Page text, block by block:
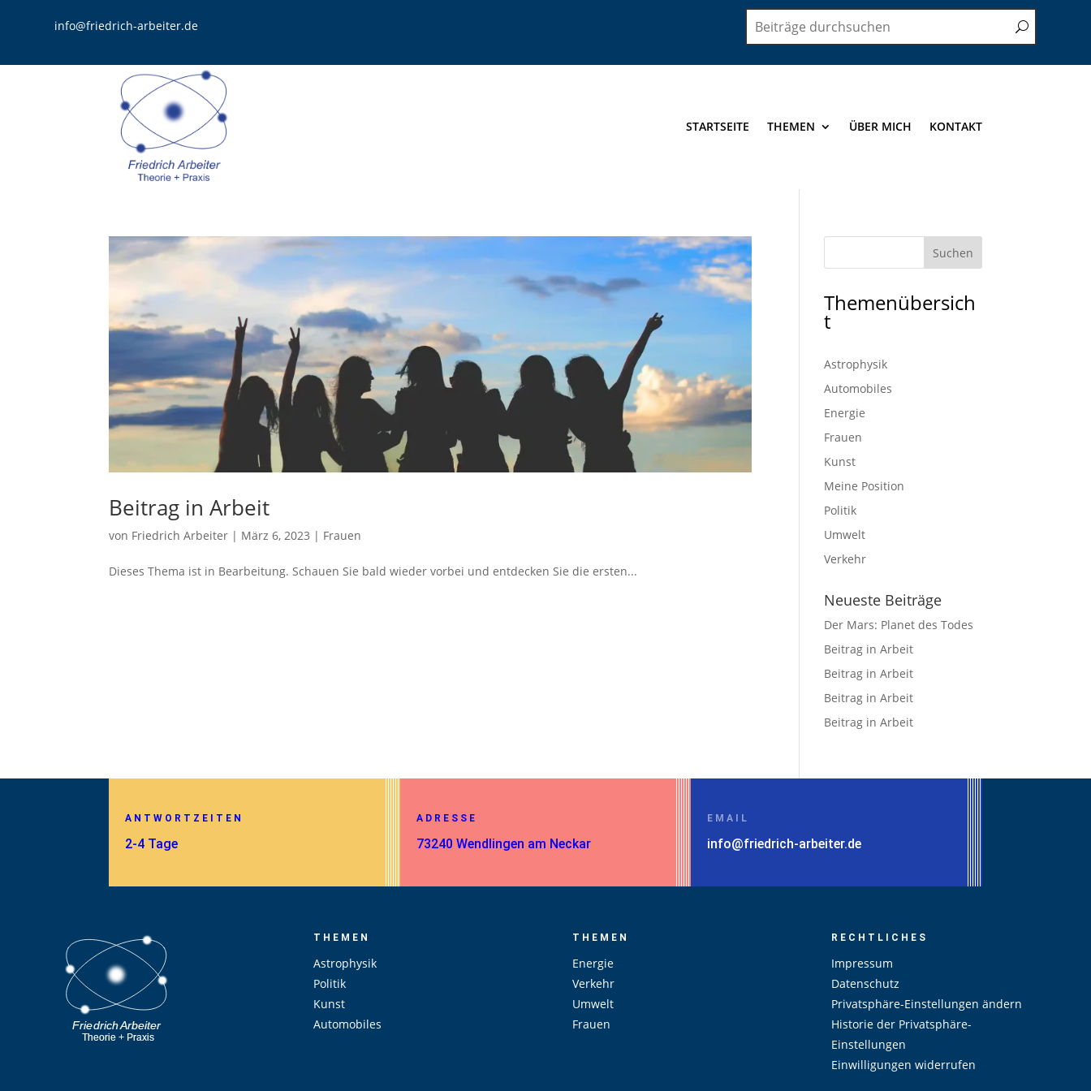
info@friedrich-arbeiter.de
STARTSEITE THEMEN ÜBER MICH KONTAKT
Beitrag in Arbeit
von Friedrich Arbeiter | März 6, 2023 | Frauen
Dieses Thema ist in Bearbeitung. Schauen Sie bald wieder vorbei und entdecken Sie die ersten...
Themenübersich
t
Astrophysik
Automobiles
Energie
Frauen
Kunst
Meine Position
Politik
Umwelt
Verkehr
Neueste Beiträge
Der Mars: Planet des Todes
Beitrag in Arbeit
Beitrag in Arbeit
Beitrag in Arbeit
Beitrag in Arbeit
ANTWORTZEITEN
2-4 Tage
ADRESSE
73240 Wendlingen am Neckar
EMAIL
info@friedrich-arbeiter.de
THEMEN
Astrophysik
Politik
Kunst
Automobiles
THEMEN
Energie
Verkehr
Umwelt
Frauen
RECHTLICHES
Impressum
Datenschutz
Privatsphäre-Einstellungen ändern
Historie der Privatsphäre-
Einstellungen
Einwilligungen widerrufen